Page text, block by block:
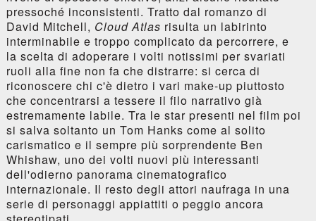
pressoché inconsistenti. Tratto dal romanzo di
David Mitchell, Cloud Atlas risulta un labirinto
interminabile e troppo complicato da percorrere, e
la scelta di adoperare i volti notissimi per svariati
ruoli alla fine non fa che distrarre: si cerca di
riconoscere chi c'è dietro i vari make-up piuttosto
che concentrarsi a tessere il filo narrativo già
estremamente labile. Tra le star presenti nel film poi
si salva soltanto un Tom Hanks come al solito
carismatico e il sempre più sorprendente Ben
Whishaw, uno dei volti nuovi più interessanti
dell'odierno panorama cinematografico
internazionale. Il resto degli attori naufraga in una
serie di personaggi appiattiti o peggio ancora